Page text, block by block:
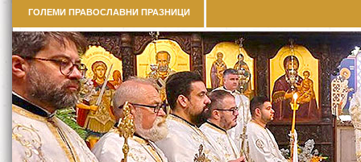
ГОЛЕМИ ПРАВОСЛАВНИ ПРАЗНИЦИ